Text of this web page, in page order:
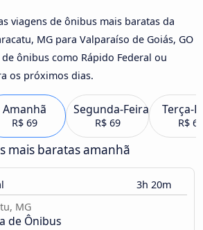
viagens de ônibus mais baratas da
MG para Valparaíso de Goiás, GO
ônibus como Rápido Federal ou
os próximos dias.
Amanhã
R$ 69
Segunda-Feira
R$ 69
Terça-
R$ 69
mais baratas amanhã
3h 20m
MG
de Ônibus